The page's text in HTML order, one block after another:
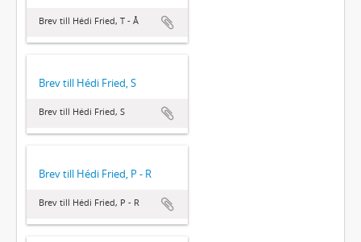
Brev till Hédi Fried, T - Å
Brev till Hédi Fried, S
Brev till Hédi Fried, S
Brev till Hédi Fried, P - R
Brev till Hédi Fried, P - R